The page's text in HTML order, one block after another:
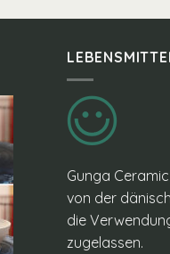
Gunga
von der
die
zugelassen.